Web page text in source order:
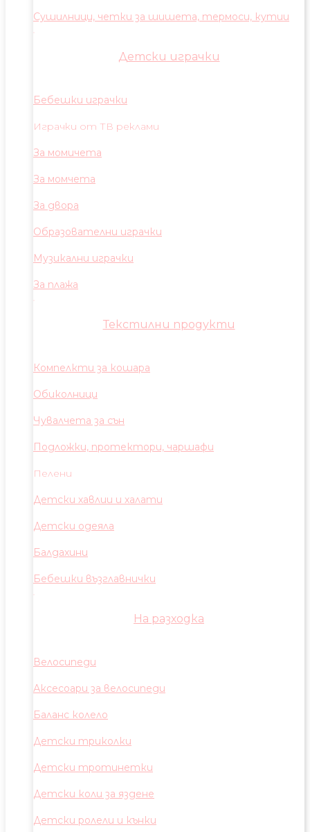
Сушилници, четки за шишета, термоси, кутии
Детски играчки
Бебешки играчки
Играчки от ТВ реклами
За момичета
За момчета
За двора
Образователни играчки
Музикални играчки
За плажа
Текстилни продукти
Компелкти за кошара
Обиколници
Чувалчета за сън
Подложки, протектори, чаршафи
Пелени
Детски хавлии и халати
Детски одеяла
Балдахини
Бебешки възглавнички
На разходка
Велосипеди
Аксесоари за велосипеди
Баланс колело
Детски триколки
Детски тротинетки
Детски коли за яздене
Детски ролели и кънки